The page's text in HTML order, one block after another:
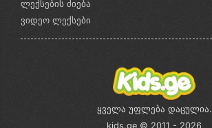
ლექსების ძიება
ვიდეო ლექსები
ყველა უფლება დაცულია.
kids.ge © 2011 - 2026